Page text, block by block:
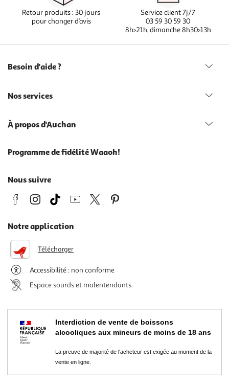
Retour produits : 30 jours
pour changer d’avis
Service client 7j/7
03 59 30 59 30
8h>21h, dimanche 8h30>13h
Besoin d'aide ?
Nos services
À propos d'Auchan
Programme de fidélité Waaoh!
Nous suivre
Notre application
Télécharger
Accessibilité : non conforme
Espace sourds et malentendants
Interdiction de vente de boissons
alcooliques aux mineurs de moins de 18 ans
La preuve de majorité de l'acheteur est exigée au moment de la
vente en ligne.